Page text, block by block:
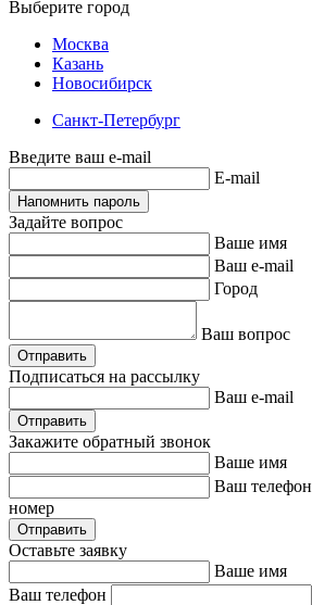
Выберите город
Москва
Казань
Новосибирск
Санкт-Петербург
Введите ваш e-mail
E-mail
Напомнить пароль
Задайте вопрос
Ваше имя
Ваш e-mail
Город
Ваш вопрос
Отправить
Подписаться на рассылку
Ваш e-mail
Отправить
Закажите обратный звонок
Ваше имя
Ваш телефон
номер
Отправить
Оставьте заявку
Ваше имя
Ваш телефон